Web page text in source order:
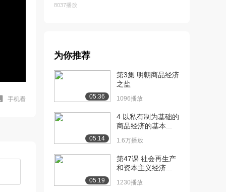
手机看
8037播放
化具有地域...
化具有地域...
[9] 2.2 文化的特征二：文
化具有地域...
[10] 2.2 文化的特征二：文
为你推荐
05:36
第3集 明朝商品经济
之盐
1096播放
05:14
4.以私有制为基础的
商品经济的基本...
1.6万播放
05:19
第47课 社会再生产
和资本主义经济...
1230播放